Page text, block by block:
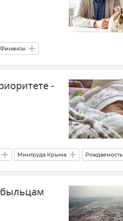
Финансы
-
Минтруда Крыма Рождаемость
и Крымская епархия